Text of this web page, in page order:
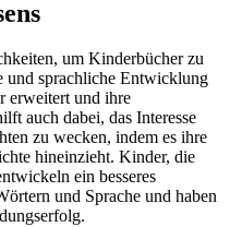
um Kinderbücher zu
und sprachliche Entwicklung
erweitert und ihre
auch dabei, das Interesse
zu wecken, indem es ihre
hineinzieht. Kinder, die
ein besseres
und Sprache und haben